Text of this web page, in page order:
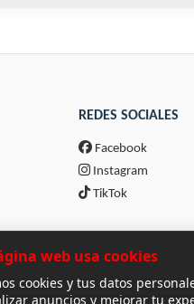
REDES SOCIALES
Facebook
Instagram
TikTok
web usa cookies
cookies y tus datos
anuncios y mejorar tu